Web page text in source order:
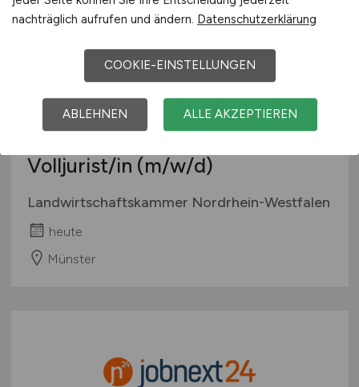
Volljurist/in (m/w/d)
Landwirtschaftskammer Nordrhein-Westfalen
heute
Münster
nachträglich aufrufen und ändern. Datenschutzerklärung
COOKIE-EINSTELLUNGEN
ABLEHNEN ALLE AKZEPTIEREN